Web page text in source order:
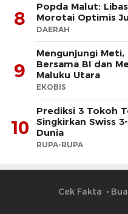
8
Popda Malut:
Morotai Optimis
DAERAH
9
Mengunjungi Meti,
Bersama BI dan
Maluku Utara
EKOBIS
10
Prediksi 3 Tokoh
Singkirkan Swiss
Dunia
RUPA-RUPA
Cek Fakta